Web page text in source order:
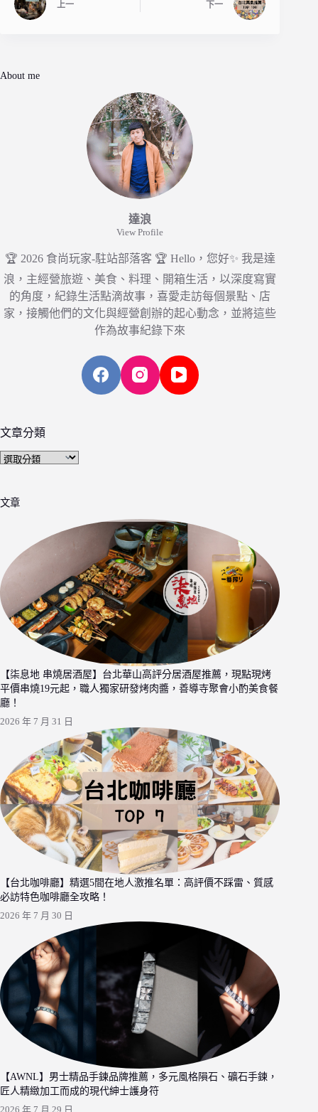
上一 下一
About me
達浪
View Profile
🏆 2026 食尚玩家-駐站部落客 🏆 Hello，您好✨ 我是達
浪，主經營旅遊、美食、料理、開箱生活，以深度寫實
的角度，紀錄生活點滴故事，喜愛走訪每個景點、店
家，接觸他們的文化與經營創辦的起心動念，並將這些
作為故事紀錄下來
文章分類
文
類
文章
【柒息地 串燒居酒屋】台北華山高評分居酒屋推薦，現點現烤
平價串燒19元起，職人獨家研發烤肉醬，善導寺聚會小酌美食餐
廳！
2026 年 7 月 31 日
【台北咖啡廳】精選5間在地人激推名單：高評價不踩雷、質感
必訪特色咖啡廳全攻略！
2026 年 7 月 30 日
【AWNL】男士精品手鍊品牌推薦，多元風格隕石、礦石手鍊，
匠人精緻加工而成的現代紳士護身符
2026 年 7 月 29 日